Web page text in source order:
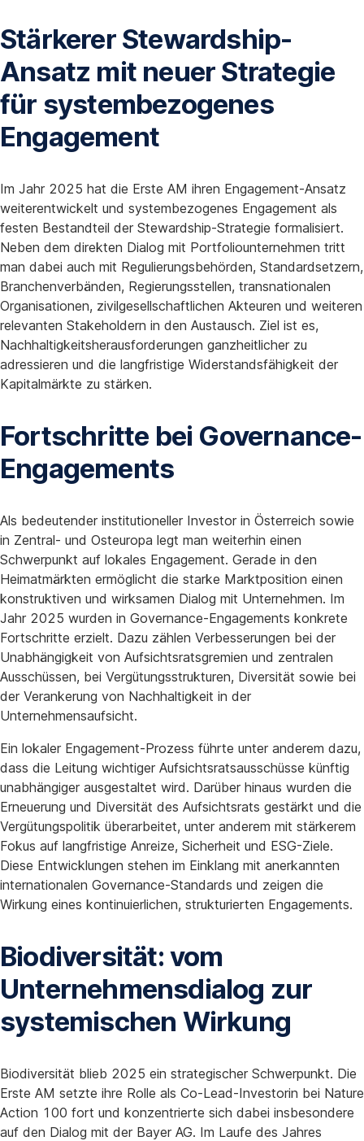
Stärkerer Stewardship-
Ansatz mit neuer Strategie
für systembezogenes
Engagement
Im Jahr 2025 hat die Erste AM ihren Engagement-Ansatz
weiterentwickelt und systembezogenes Engagement als
festen Bestandteil der Stewardship-Strategie formalisiert.
Neben dem direkten Dialog mit Portfoliounternehmen tritt
man dabei auch mit Regulierungsbehörden, Standardsetzern,
Branchenverbänden, Regierungsstellen, transnationalen
Organisationen, zivilgesellschaftlichen Akteuren und weiteren
relevanten Stakeholdern in den Austausch. Ziel ist es,
Nachhaltigkeitsherausforderungen ganzheitlicher zu
adressieren und die langfristige Widerstandsfähigkeit der
Kapitalmärkte zu stärken.
Fortschritte bei Governance-
Engagements
Als bedeutender institutioneller Investor in Österreich sowie
in Zentral- und Osteuropa legt man weiterhin einen
Schwerpunkt auf lokales Engagement. Gerade in den
Heimatmärkten ermöglicht die starke Marktposition einen
konstruktiven und wirksamen Dialog mit Unternehmen. Im
Jahr 2025 wurden in Governance-Engagements konkrete
Fortschritte erzielt. Dazu zählen Verbesserungen bei der
Unabhängigkeit von Aufsichtsratsgremien und zentralen
Ausschüssen, bei Vergütungsstrukturen, Diversität sowie bei
der Verankerung von Nachhaltigkeit in der
Unternehmensaufsicht.
Ein lokaler Engagement-Prozess führte unter anderem dazu,
dass die Leitung wichtiger Aufsichtsratsausschüsse künftig
unabhängiger ausgestaltet wird. Darüber hinaus wurden die
Erneuerung und Diversität des Aufsichtsrats gestärkt und die
Vergütungspolitik überarbeitet, unter anderem mit stärkerem
Fokus auf langfristige Anreize, Sicherheit und ESG-Ziele.
Diese Entwicklungen stehen im Einklang mit anerkannten
internationalen Governance-Standards und zeigen die
Wirkung eines kontinuierlichen, strukturierten Engagements.
Biodiversität: vom
Unternehmensdialog zur
systemischen Wirkung
Biodiversität blieb 2025 ein strategischer Schwerpunkt. Die
Erste AM setzte ihre Rolle als Co-Lead-Investorin bei Nature
Action 100 fort und konzentrierte sich dabei insbesondere
auf den Dialog mit der Bayer AG. Im Laufe des Jahres